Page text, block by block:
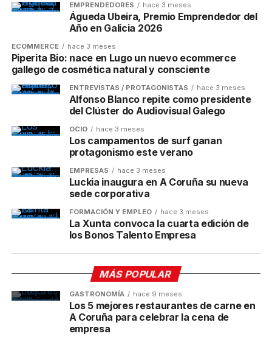
EMPRENDEDORES hace 3 meses
Águeda Ubeira, Premio Emprendedor del
Año en Galicia 2026
ECOMMERCE hace 3 meses
Piperita Bio: nace en Lugo un nuevo ecommerce
gallego de cosmética natural y consciente
ENTREVISTAS / PROTAGONISTAS hace 3 meses
Alfonso Blanco repite como presidente
del Clúster do Audiovisual Galego
OCIO hace 3 meses
Los campamentos de surf ganan
protagonismo este verano
EMPRESAS hace 3 meses
Luckia inaugura en A Coruña su nueva
sede corporativa
FORMACIÓN Y EMPLEO hace 3 meses
La Xunta convoca la cuarta edición de
los Bonos Talento Empresa
MÁS POPULAR
GASTRONOMÍA hace 9 meses
Los 5 mejores restaurantes de carne en
A Coruña para celebrar la cena de
empresa